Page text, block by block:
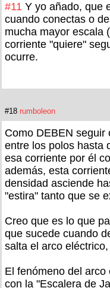
#11 Y yo añado, que
cuando conectas o
mucha mayor escala
corriente "quiere"
ocurre.
#18 rumboleon
Como DEBEN seguir
entre los polos hasta
esa corriente por él
además, esta
densidad asciende
"estira" tanto que se
Creo que es lo que
que sucede cuando
salta el arco
El fenómeno del
con la "Escalera de